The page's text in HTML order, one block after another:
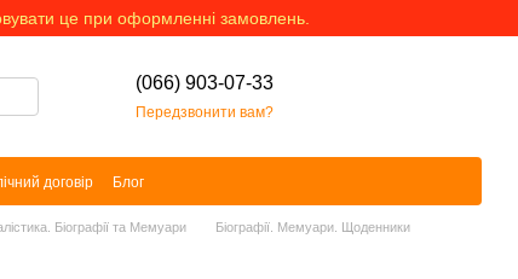
це при оформленні замовлень.
(066) 903-07-33
Передзвонити вам?
договір Блог
Біографії та Мемуари Біографії. Мемуари. Щоденники